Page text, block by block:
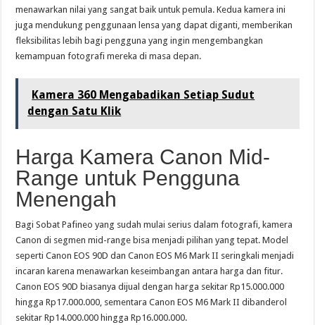
menawarkan nilai yang sangat baik untuk pemula. Kedua kamera ini
juga mendukung penggunaan lensa yang dapat diganti, memberikan
fleksibilitas lebih bagi pengguna yang ingin mengembangkan
kemampuan fotografi mereka di masa depan.
Kamera 360 Mengabadikan Setiap Sudut
dengan Satu Klik
Harga Kamera Canon Mid-
Range untuk Pengguna
Menengah
Bagi Sobat Pafineo yang sudah mulai serius dalam fotografi, kamera
Canon di segmen mid-range bisa menjadi pilihan yang tepat. Model
seperti Canon EOS 90D dan Canon EOS M6 Mark II seringkali menjadi
incaran karena menawarkan keseimbangan antara harga dan fitur.
Canon EOS 90D biasanya dijual dengan harga sekitar Rp15.000.000
hingga Rp17.000.000, sementara Canon EOS M6 Mark II dibanderol
sekitar Rp14.000.000 hingga Rp16.000.000.